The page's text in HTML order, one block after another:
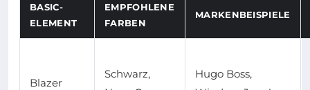
BASIC-
ELEMENT
EMPFOHLENE
FARBEN
MARKENBEISPIELE
Blazer
Schwarz,
Hugo Boss,